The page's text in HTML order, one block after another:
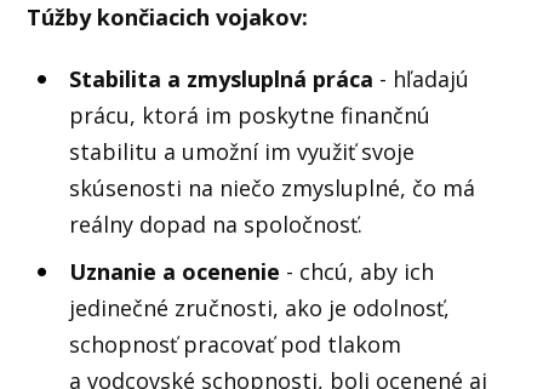
Túžby končiacich vojakov:
Stabilita a zmysluplná práca - hľadajú
prácu, ktorá im poskytne finančnú
stabilitu a umožní im využiť svoje
skúsenosti na niečo zmysluplné, čo má
reálny dopad na spoločnosť.
Uznanie a ocenenie - chcú, aby ich
jedinečné zručnosti, ako je odolnosť,
schopnosť pracovať pod tlakom
a vodcovské schopnosti, boli ocenené aj